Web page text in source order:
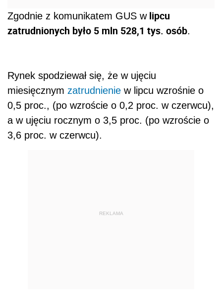
Zgodnie z komunikatem GUS wlipcu
zatrudnionych było 5 mln 528,1 tys. osób.
Rynek spodziewał się, że w ujęciu
miesięcznym zatrudnienie w lipcu wzrośnie o
0,5 proc., (po wzroście o 0,2 proc. w czerwcu),
a w ujęciu rocznym o 3,5 proc. (po wzroście o
3,6 proc. w czerwcu).
REKLAMA